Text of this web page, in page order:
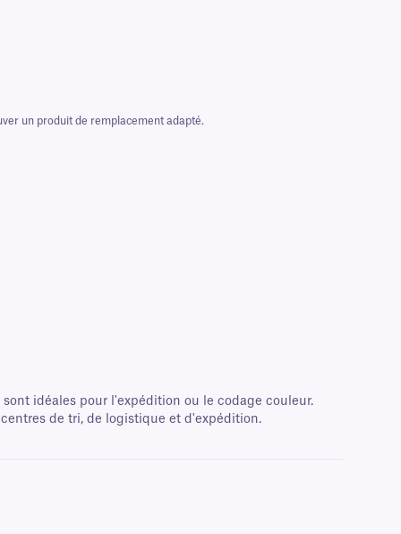
un produit de remplacement adapté.
idéales pour l'expédition ou le codage couleur.
de tri, de logistique et d'expédition.